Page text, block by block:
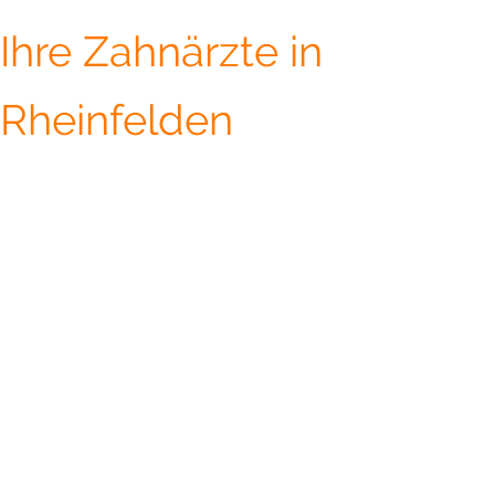
Ihre Zahnärzte in
Rheinfelden